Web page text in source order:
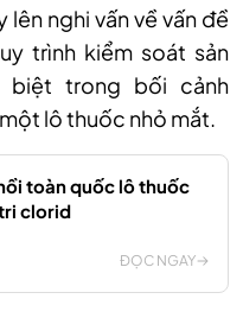
nghi vấn về vấn đề
trình kiểm soát sản
biệt trong bối cảnh
lô thuốc nhỏ mắt.
toàn quốc lô thuốc
clorid
ĐỌC NGAY